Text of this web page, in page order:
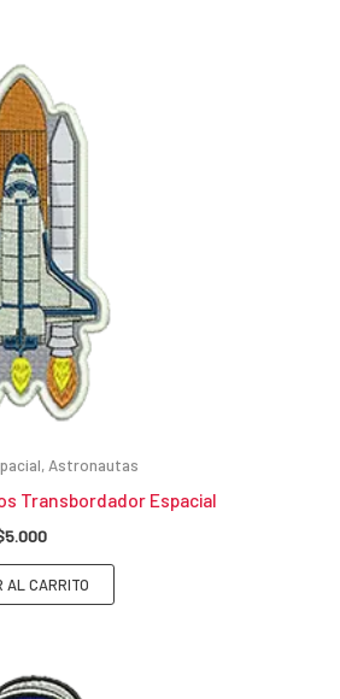
Astronautas
Transbordador Espacial
5.000
AL CARRITO